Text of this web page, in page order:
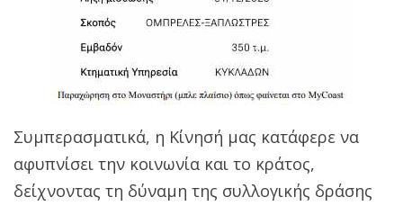
Συμπερασματικά, η Κίνησή μας κατάφερε να
αφυπνίσει την κοινωνία και το κράτος,
δείχνοντας τη δύναμη της συλλογικής δράσης